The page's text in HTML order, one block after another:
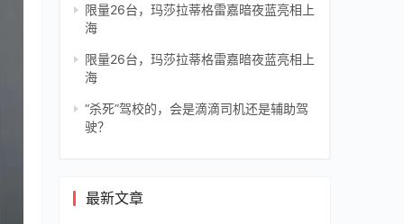
限量26台，玛莎拉蒂格雷嘉暗夜蓝亮相上
海
限量26台，玛莎拉蒂格雷嘉暗夜蓝亮相上
海
“杀死”驾校的，会是滴滴司机还是辅助驾
驶？
最新文章